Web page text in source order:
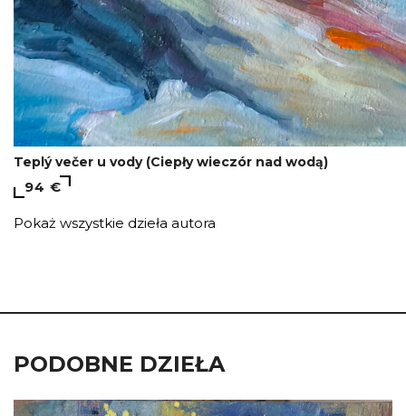
Teplý večer u vody (Ciepły wieczór nad wodą)
94 €
Pokaż wszystkie dzieła autora
PODOBNE DZIEŁA